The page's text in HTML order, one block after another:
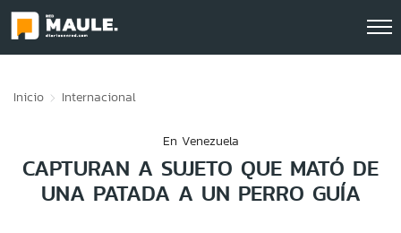
Inicio Internacional
En Venezuela
CAPTURAN A SUJETO QUE MATÓ DE
UNA PATADA A UN PERRO GUÍA